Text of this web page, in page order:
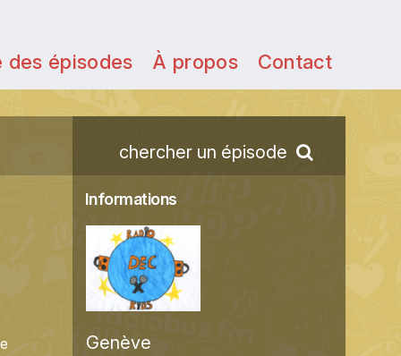
des épisodes À propos Contact
chercher un épisode
Informations
Genève